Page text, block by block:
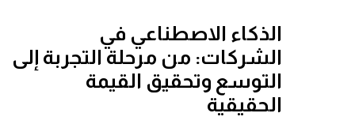
الذكاء الاصطناعي في
الشركات: من مرحلة التجربة إلى
التوسع وتحقيق القيمة
الحقيقية